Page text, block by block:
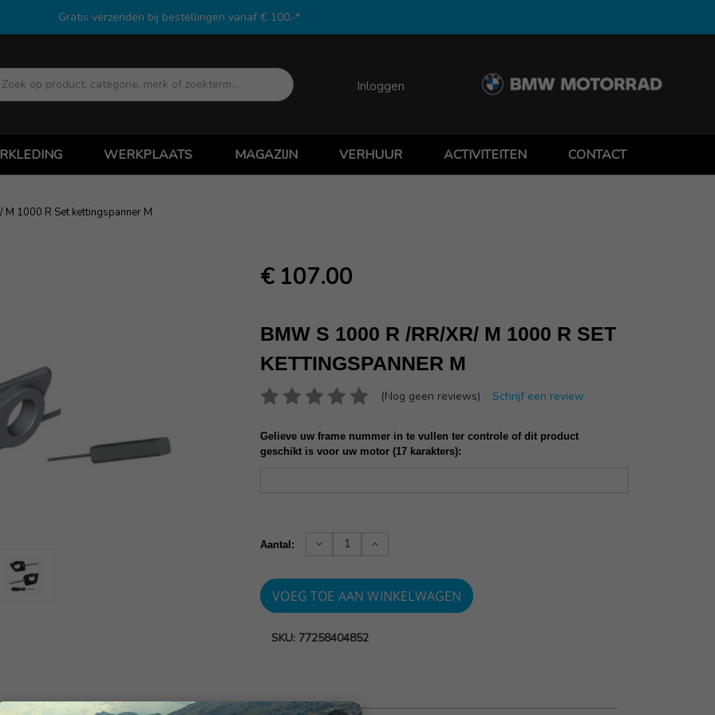
Gratis verzenden bij bestellingen vanaf € 100,-*
Zoek
Inloggen
WERKPLAATS MAGAZIJN VERHUUR ACTIVITEITEN CONTACT
M 1000 R Set kettingspanner M
€ 107.00
BMW S 1000 R /RR/XR/ M 1000 R SET
KETTINGSPANNER M
(Nog geen reviews) Schrijf een review
Gelieve uw frame nummer in te vullen ter controle of dit product
geschikt is voor uw motor (17 karakters):
voorraad:
Aantal:
Verhoog
Verlaag
SKU: 77258404852